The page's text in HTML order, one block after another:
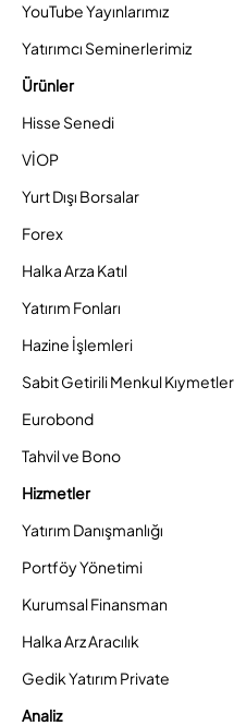
YouTube Yayınlarımız
Yatırımcı Seminerlerimiz
Ürünler
Hisse Senedi
VİOP
Yurt Dışı Borsalar
Forex
Halka Arza Katıl
Yatırım Fonları
Hazine İşlemleri
Sabit Getirili Menkul Kıymetler
Eurobond
Tahvil ve Bono
Hizmetler
Yatırım Danışmanlığı
Portföy Yönetimi
Kurumsal Finansman
Halka Arz Aracılık
Gedik Yatırım Private
Analiz